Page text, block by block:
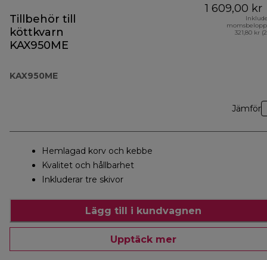
Tillbehör till
köttkvarn
KAX950ME
KAX950ME
1 609,00 kr
321,80 kr
Jämför
Hemlagad korv och kebbe
Kvalitet och hållbarhet
Inkluderar tre skivor
Lägg till i kundvagnen
Upptäck mer